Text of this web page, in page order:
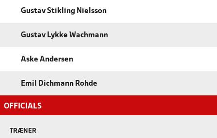
Gustav Stikling Nielsson
Gustav Lykke Wachmann
Aske Andersen
Emil Dichmann Rohde
OFFICIALS
TRÆNER